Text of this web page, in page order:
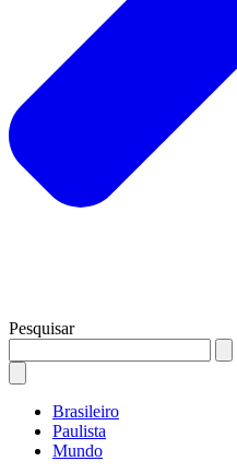
Pesquisar
Brasileiro
Paulista
Mundo